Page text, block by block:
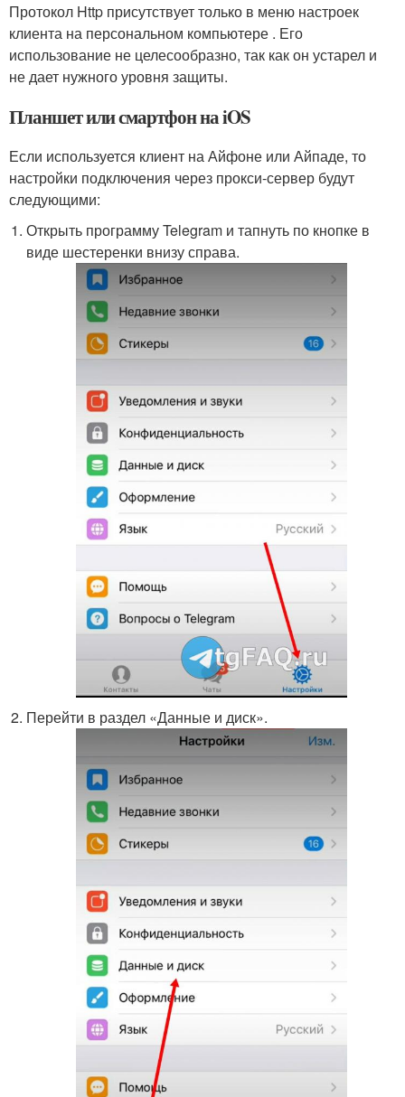
Протокол Http присутствует только в меню настроек
клиента на персональном компьютере . Его
использование не целесообразно, так как он устарел и
не дает нужного уровня защиты.
Планшет или смартфон на iOS
Если используется клиент на Айфоне или Айпаде, то
настройки подключения через прокси-сервер будут
следующими:
Открыть программу Telegram и тапнуть по кнопке в
виде шестеренки внизу справа.
Перейти в раздел «Данные и диск».